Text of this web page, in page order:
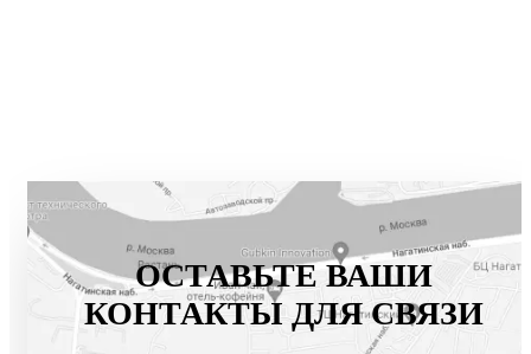
ОСТАВЬТЕ ВАШИ
КОНТАКТЫ ДЛЯ СВЯЗИ